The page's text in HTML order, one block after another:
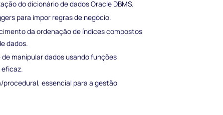
do dicionário de dados Oracle DBMS.
para impor regras de negócio.
da ordenação de índices compostos
dados.
manipular dados usando funções
essencial para a gestão